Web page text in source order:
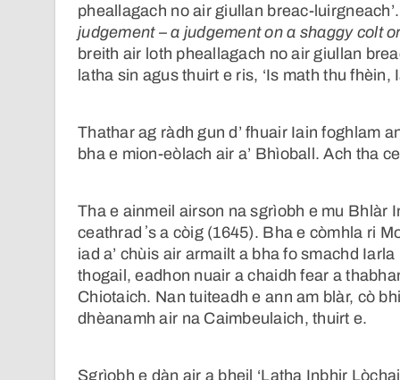
pheallagach no air giullan breac-
judgement – a judgement on a shaggy colt
breith air loth pheallagach no air giullan
latha sin agus thuirt e ris, ‘Is math thu fhèin,
Thathar ag ràdh gun d’ fhuair Iain foghlam
bha e mion-eòlach air a’ Bhìoball. Ach tha
Tha e ainmeil airson na sgrìobh e mu Bhlàr
ceathrad ʼs a còig (1645). Bha e còmhla ri
iad a’ chùis air armailt a bha fo smachd
thogail, eadhon nuair a chaidh fear a
Chiotaich. Nan tuiteadh e ann am blàr, cò
dhèanamh air na Caimbeulaich, thuirt e.
Sgrìobh e dàn air a bheil ‘Latha Inbhir